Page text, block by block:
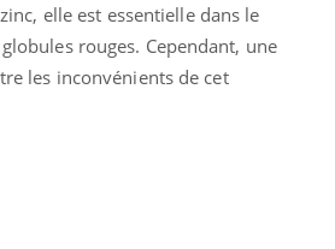
elle est essentielle dans le
rouges. Cependant, une
les inconvénients de cet